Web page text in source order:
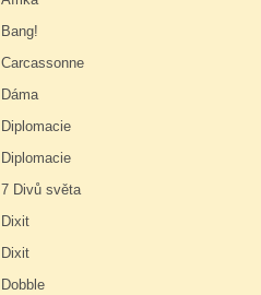
Bang!
Carcassonne
Dáma
Diplomacie
Diplomacie
7 Divů světa
Dixit
Dixit
Dobble